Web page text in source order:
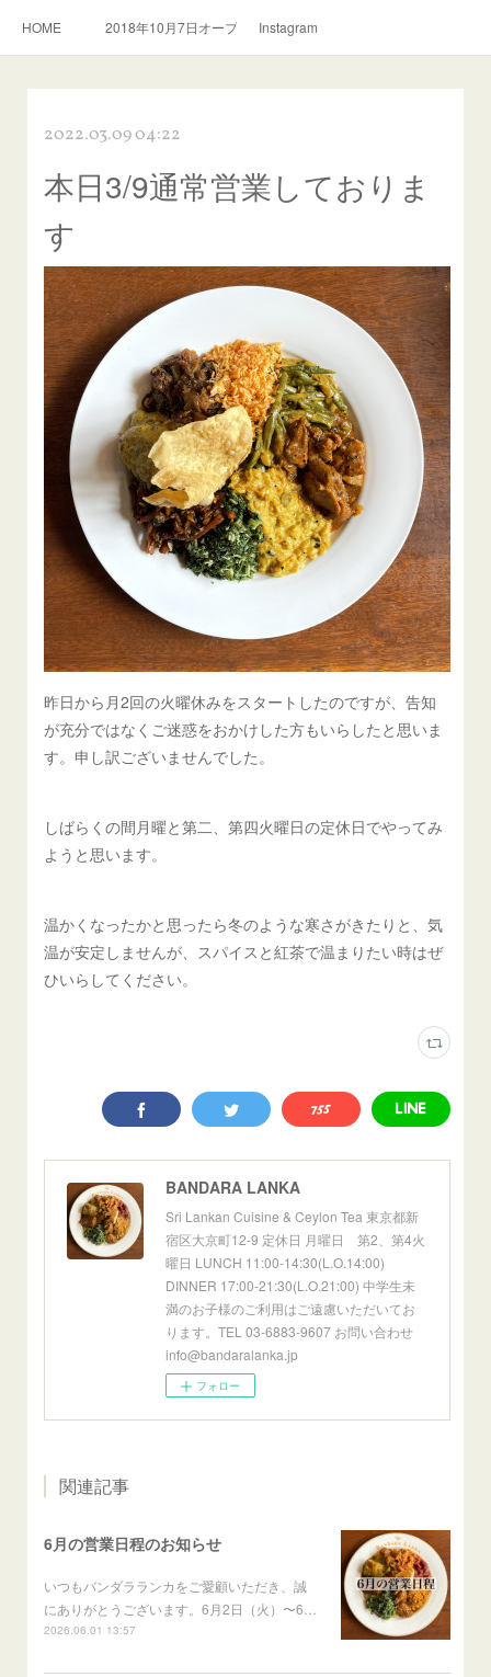
HOME 2018年10月7日オープン。スリランカ料理とおいしい紅茶のお
Instagram
2022.03.09 04:22
本日3/9通常営業しておりま
す
昨日から月2回の火曜休みをスタートしたのですが、告知
が充分ではなくご迷惑をおかけした方もいらしたと思いま
す。申し訳ございませんでした。
しばらくの間月曜と第二、第四火曜日の定休日でやってみ
ようと思います。
温かくなったかと思ったら冬のような寒さがきたりと、気
温が安定しませんが、スパイスと紅茶で温まりたい時はぜ
ひいらしてください。
BANDARA LANKA
Sri Lankan Cuisine & Ceylon Tea 東京都新
宿区大京町12-9 定休日 月曜日 第2、第4火
曜日 LUNCH 11:00-14:30(L.O.14:00)
DINNER 17:00-21:30(L.O.21:00) 中学生未
満のお子様のご利用はご遠慮いただいてお
ります。TEL 03-6883-9607 お問い合わせ
info@bandaralanka.jp
フォロー
関連記事
6月の営業日程のお知らせ
いつもバンダラランカをご愛顧いただき、誠
にありがとうございます。6月2日（火）〜6…
2026.06.01 13:57